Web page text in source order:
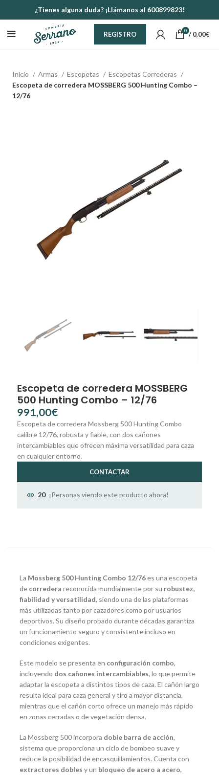
¿Tienes alguna duda? ¡Llámanos al 600899823!
REGISTRO 0 / 0,00€
Inicio Armas Escopetas
Escopetas Correderas
Escopeta de corredera MOSSBERG 500 Hunting Combo –
12/76
Escopeta de corredera MOSSBERG
500 Hunting Combo – 12/76
€
Escopeta de corredera Mossberg 500 Hunting Combo
calibre 12/76, robusta y fiable, con dos cañones
intercambiables que ofrecen máxima versatilidad para caza
en cualquier entorno.
CONTACTAR
20 ¡Personas viendo este producto ahora!
La Mossberg 500 Hunting Combo 12/76es una escopeta
de corredera reconocida mundialmente por su robustez,
fiabilidad y versatilidad, siendo una de las plataformas
más utilizadas tanto por cazadores como por usuarios
deportivos. Su diseño probado durante décadas garantiza
un funcionamiento seguro y consistente incluso en
condiciones exigentes.
Este modelo se presenta en configuración combo,
incluyendo dos cañones intercambiables, lo que permite
adaptar la escopeta a distintos tipos de caza. El cañón largo
resulta ideal para caza general y tiro a mayor distancia,
mientras que el cañón corto ofrece un manejo más rápido
en zonas cerradas o de vegetación densa.
La Mossberg 500 incorpora doble barra de acción,
sistema que proporciona un ciclo de bombeo suave y
reduce la posibilidad de encasquillamientos. Cuenta con
extractores dobles y un bloqueo de acero a acero,